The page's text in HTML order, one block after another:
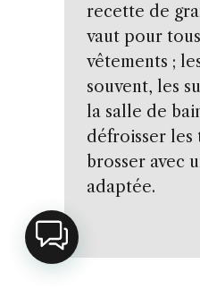
recette de
vaut pour
vêtements ;
souvent, les
la salle de
défroisser les
brosser avec
adaptée.